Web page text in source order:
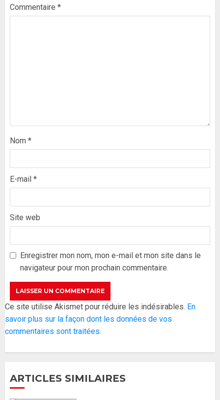
Commentaire *
Nom *
E-mail *
Site web
Enregistrer mon nom, mon e-mail et mon site dans le
navigateur pour mon prochain commentaire.
Ce site utilise Akismet pour réduire les indésirables. En
savoir plus sur la façon dont les données de vos
commentaires sont traitées.
ARTICLES SIMILAIRES
Formation du nouveau
garde ses responsables
26 MAI 2026 0
4
Réintégration de Sonko à
l’Assemblée nationale : Adji
Mergane Kanouté défend la
Guy Marius Sagna inquiet après la